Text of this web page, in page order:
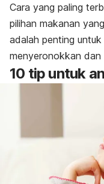
Cara yang paling
pilihan makanan
adalah penting
menyeronokkan dan
10 tip untuk